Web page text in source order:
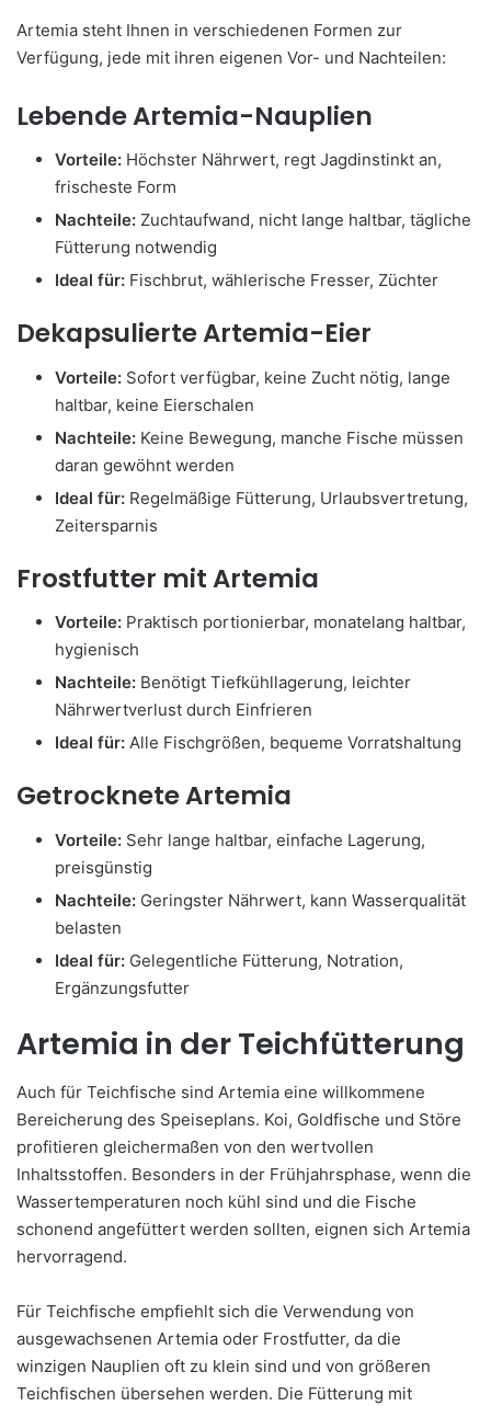
Artemia steht Ihnen in verschiedenen Formen zur
Verfügung, jede mit ihren eigenen Vor- und Nachteilen:
Lebende Artemia-Nauplien
Vorteile: Höchster Nährwert, regt Jagdinstinkt an,
frischeste Form
Nachteile: Zuchtaufwand, nicht lange haltbar, tägliche
Fütterung notwendig
Ideal für: Fischbrut, wählerische Fresser, Züchter
Dekapsulierte Artemia-Eier
Vorteile: Sofort verfügbar, keine Zucht nötig, lange
haltbar, keine Eierschalen
Nachteile: Keine Bewegung, manche Fische müssen
daran gewöhnt werden
Ideal für: Regelmäßige Fütterung, Urlaubsvertretung,
Zeitersparnis
Frostfutter mit Artemia
Vorteile: Praktisch portionierbar, monatelang haltbar,
hygienisch
Nachteile: Benötigt Tiefkühllagerung, leichter
Nährwertverlust durch Einfrieren
Ideal für: Alle Fischgrößen, bequeme Vorratshaltung
Getrocknete Artemia
Vorteile: Sehr lange haltbar, einfache Lagerung,
preisgünstig
Nachteile: Geringster Nährwert, kann Wasserqualität
belasten
Ideal für: Gelegentliche Fütterung, Notration,
Ergänzungsfutter
Artemia in der Teichfütterung
Auch für Teichfische sind Artemia eine willkommene
Bereicherung des Speiseplans. Koi, Goldfische und Störe
profitieren gleichermaßen von den wertvollen
Inhaltsstoffen. Besonders in der Frühjahrsphase, wenn die
Wassertemperaturen noch kühl sind und die Fische
schonend angefüttert werden sollten, eignen sich Artemia
hervorragend.
Für Teichfische empfiehlt sich die Verwendung von
ausgewachsenen Artemia oder Frostfutter, da die
winzigen Nauplien oft zu klein sind und von größeren
Teichfischen übersehen werden. Die Fütterung mit